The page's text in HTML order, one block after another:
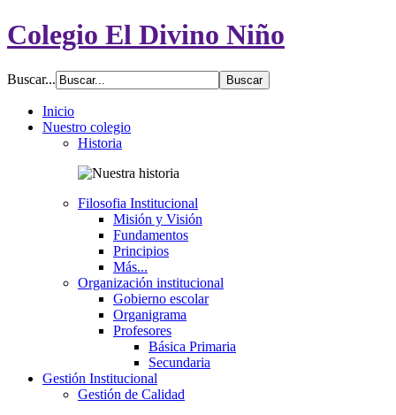
Colegio El Divino Niño
Buscar...
Inicio
Nuestro colegio
Historia
Filosofia Institucional
Misión y Visión
Fundamentos
Principios
Más...
Organización institucional
Gobierno escolar
Organigrama
Profesores
Básica Primaria
Secundaria
Gestión Institucional
Gestión de Calidad